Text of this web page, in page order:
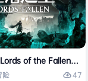
V Enhanced）免
of the Fallen）免
险
47